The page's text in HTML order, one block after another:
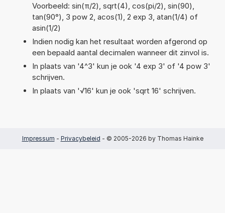
Voorbeeld: sin(π/2), sqrt(4), cos(pi/2), sin(90),
tan(90°), 3 pow 2, acos(1), 2 exp 3, atan(1/4) of
asin(1/2)
Indien nodig kan het resultaat worden afgerond op
een bepaald aantal decimalen wanneer dit zinvol is.
In plaats van '4^3' kun je ook '4 exp 3' of '4 pow 3'
schrijven.
In plaats van '√16' kun je ook 'sqrt 16' schrijven.
Impressum - Privacybeleid - © 2005-2026 by Thomas Hainke